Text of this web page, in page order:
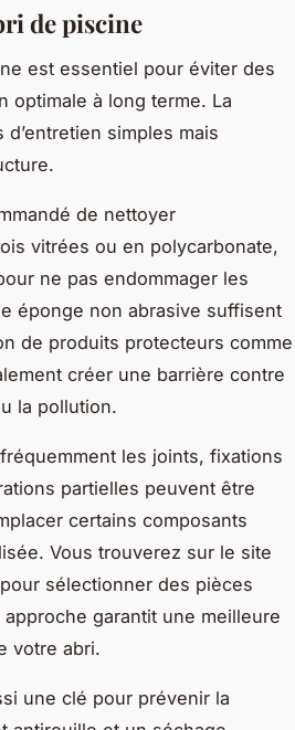
de piscine
est essentiel pour éviter des
optimale à long terme. La
simples mais
de nettoyer
vitrées ou en polycarbonate,
ne pas endommager les
éponge non abrasive suffisent
de produits protecteurs comme
créer une barrière contre
la pollution.
les joints, fixations
partielles peuvent être
certains composants
Vous trouverez sur le site
sélectionner des pièces
garantit une meilleure
votre abri.
une clé pour prévenir la